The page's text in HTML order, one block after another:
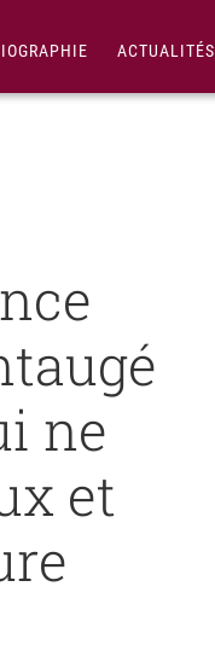
ACTUALITÉS
ne
et